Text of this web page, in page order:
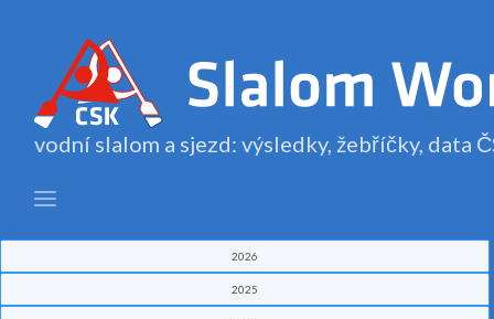
vodní slalom a sjezd: výsledky, žebříčky, data
2026
2025